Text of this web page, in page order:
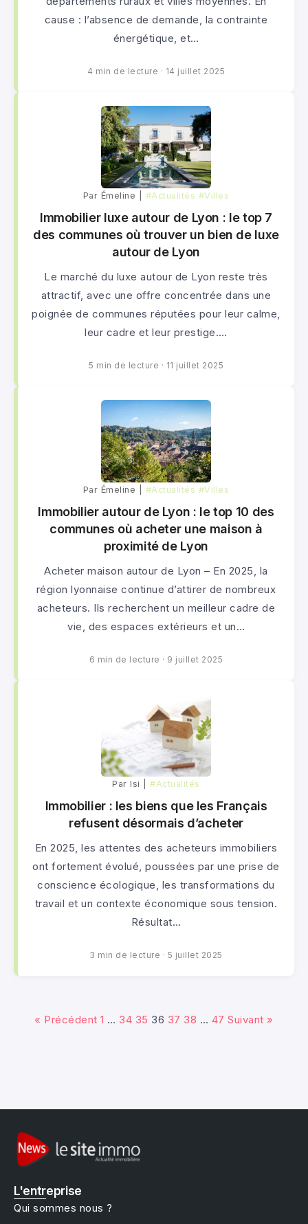
cause : l’absence de demande, la contrainte
énergétique, et…
4 min de lecture · 14 juillet 2025
Par Émeline | #Actualités #Villes
Immobilier luxe autour de Lyon : le top 7
des communes où trouver un bien de luxe
autour de Lyon
Le marché du luxe autour de Lyon reste très
attractif, avec une offre concentrée dans une
poignée de communes réputées pour leur calme,
leur cadre et leur prestige.…
5 min de lecture · 11 juillet 2025
Par Émeline | #Actualités #Villes
Immobilier autour de Lyon : le top 10 des
communes où acheter une maison à
proximité de Lyon
Acheter maison autour de Lyon – En 2025, la
région lyonnaise continue d’attirer de nombreux
acheteurs. Ils recherchent un meilleur cadre de
vie, des espaces extérieurs et un…
6 min de lecture · 9 juillet 2025
Par lsi |#Actualités
Immobilier : les biens que les Français
refusent désormais d’acheter
En 2025, les attentes des acheteurs immobiliers
ont fortement évolué, poussées par une prise de
conscience écologique, les transformations du
travail et un contexte économique sous tension.
Résultat…
3 min de lecture · 5 juillet 2025
« Précédent 1 … 34 35 36 37 38 … 47 Suivant »
L'entreprise
Qui sommes nous ?